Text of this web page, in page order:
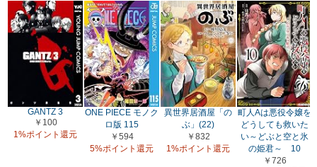
GANTZ 3
￥100
1%ポイント還元
ONE PIECE モノク
ロ版 115
￥594
5%ポイント還元
異世界居酒屋「の
ぶ」(22)
￥832
1%ポイント還元
町人Aは悪役令嬢を
どうしても救いた
い～どぶと空と氷
の姫君～ 10
￥726